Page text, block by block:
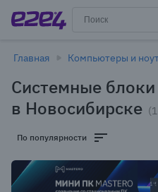
Главная Компьютеры и
Системные
в Новосибирске
По популярности